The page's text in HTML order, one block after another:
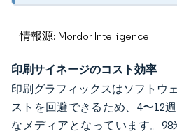
情報源: Mordor Intelligence
印刷サイネージのコスト効率
印刷グラフィックスはソフトウ
ストを回避できるため、4〜12
なメディアとなっています。